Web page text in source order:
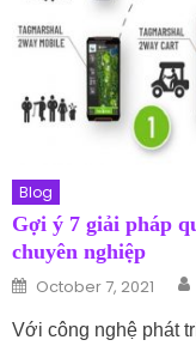
Blog
Gợi ý 7 giải pháp
chuyên nghiệp
Posted on
October 7, 2021
Với công nghệ phát